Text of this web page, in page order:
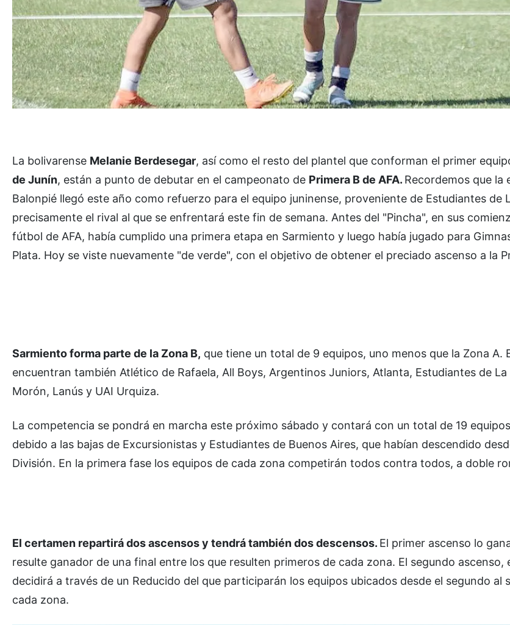
La bolivarense Melanie Berdesegar, así como el resto del plantel que conforman el primer
de Junín, están a punto de debutar en el campeonato de Primera B de AFA. Recordemos que la
Balonpié llegó este año como refuerzo para el equipo juninense, proveniente de Estudiantes de
precisamente el rival al que se enfrentará este fin de semana. Antes del "Pincha", en sus
fútbol de AFA, había cumplido una primera etapa en Sarmiento y luego había jugado para
Plata. Hoy se viste nuevamente "de verde", con el objetivo de obtener el preciado ascenso a la
Sarmiento forma parte de la Zona B, que tiene un total de 9 equipos, uno menos que la Zona A.
encuentran también Atlético de Rafaela, All Boys, Argentinos Juniors, Atlanta, Estudiantes de
Morón, Lanús y UAI Urquiza.
La competencia se pondrá en marcha este próximo sábado y contará con un total de 19
debido a las bajas de Excursionistas y Estudiantes de Buenos Aires, que habían descendido
División. En la primera fase los equipos de cada zona competirán todos contra todos, a doble
El certamen repartirá dos ascensos y tendrá también dos descensos. El primer ascenso lo
resulte ganador de una final entre los que resulten primeros de cada zona. El segundo ascenso,
decidirá a través de un Reducido del que participarán los equipos ubicados desde el segundo al
cada zona.